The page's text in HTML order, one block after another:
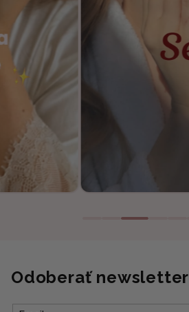
Odoberať newsletter